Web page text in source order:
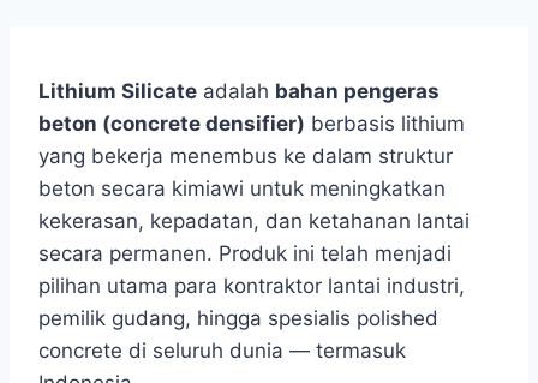
Lithium Silicate adalah bahan pengeras
beton (concrete densifier) berbasis lithium
yang bekerja menembus ke dalam struktur
beton secara kimiawi untuk meningkatkan
kekerasan, kepadatan, dan ketahanan lantai
secara permanen. Produk ini telah menjadi
pilihan utama para kontraktor lantai industri,
pemilik gudang, hingga spesialis polished
concrete di seluruh dunia — termasuk